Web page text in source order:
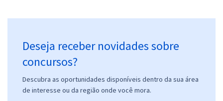
do idoso - Enfermagem (Pós-edital)
Comprar
Deseja receber novidades sobre
concursos?
Descubra as oportunidades disponíveis dentro da sua área
de interesse ou da região onde você mora.